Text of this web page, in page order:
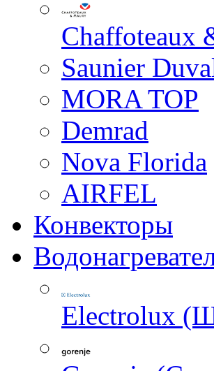
Chaffoteaux
Saunier
MORA TOP
Demrad
Nova Florida
AIRFEL
Конвекторы
Electrolux